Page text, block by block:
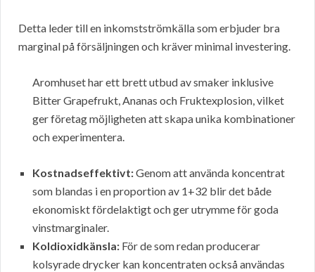
Detta leder till en inkomstströmkälla som erbjuder bra
marginal på försäljningen och kräver minimal investering.
Aromhuset har ett brett utbud av smaker inklusive
Bitter Grapefrukt, Ananas och Fruktexplosion, vilket
ger företag möjligheten att skapa unika kombinationer
och experimentera.
Kostnadseffektivt:Genom att använda koncentrat
som blandas i en proportion av 1+32 blir det både
ekonomiskt fördelaktigt och ger utrymme för goda
vinstmarginaler.
Koldioxidkänsla: För de som redan producerar
kolsyrade drycker kan koncentraten också användas